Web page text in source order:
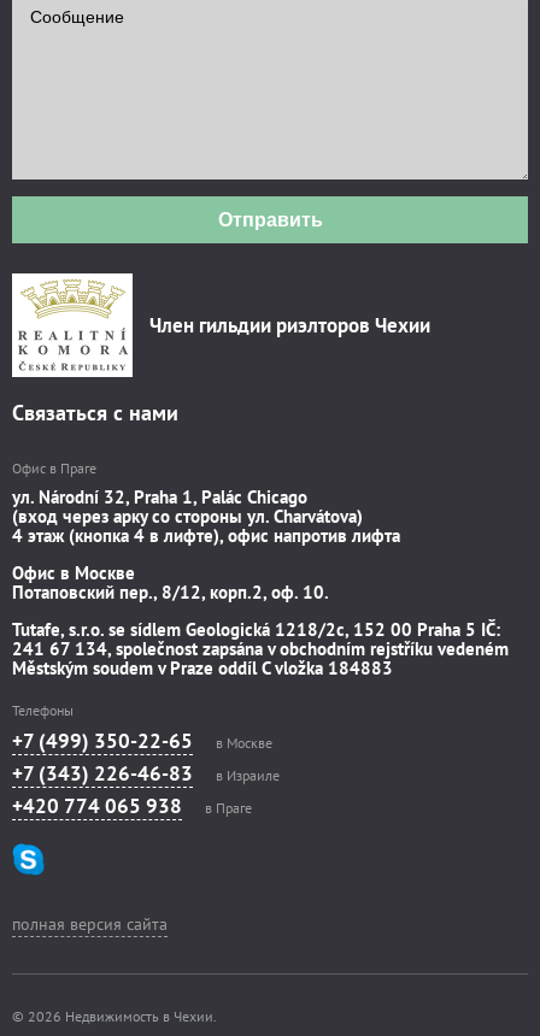
Отправить
Член гильдии риэлторов Чехии
Связаться с нами
Офис в Праге
ул. Národní 32, Praha 1, Palác Chicago
(вход через арку со стороны ул. Charvátova)
4 этаж (кнопка 4 в лифте), офис напротив лифта
Офис в Москве
Потаповский пер., 8/12, корп.2, оф. 10.
Tutafe, s.r.o. se sídlem Geologická 1218/2c, 152 00 Praha 5 IČ:
241 67 134, společnost zapsána v obchodním rejstříku vedeném
Městským soudem v Praze oddíl C vložka 184883
Телефоны
+7 (499) 350-22-65 в Москве
+7 (343) 226-46-83 в Израиле
+420 774 065 938 в Праге
полная версия сайта
© 2026 Недвижимость в Чехии.